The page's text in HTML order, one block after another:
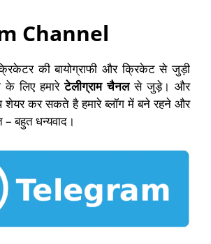
Channel
की बायोग्राफी और क्रिकेट से जुड़ी
के लिए हमारेटेलीग्राम चैनलसे जुड़े। और
शेयर कर सकते है हमारे ब्लॉग में बने रहने और
– बहुत धन्यवाद।